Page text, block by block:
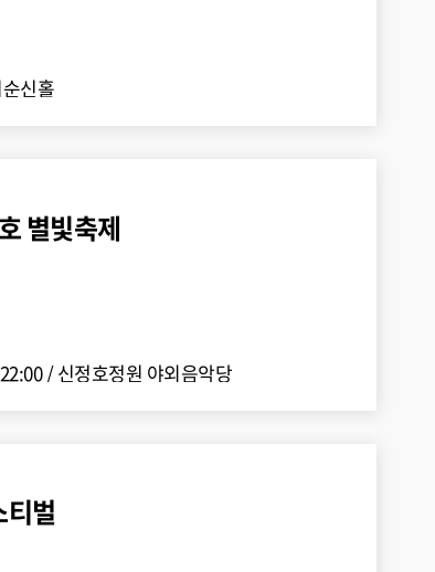
신홀
별빛축제
/신정호정원 야외음악당
벌